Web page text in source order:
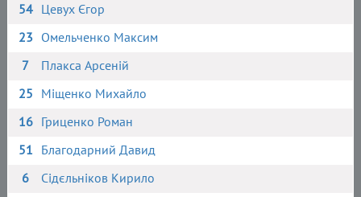
54 Цевух Єгор
23 Омельченко Максим
7
Плакса Арсеній
25 Міщенко Михайло
16 Гриценко Роман
51 Благодарний Давид
6
Сідєльніков Кирило